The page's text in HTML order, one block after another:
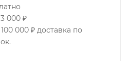
000 ₽
000 ₽ доставка по